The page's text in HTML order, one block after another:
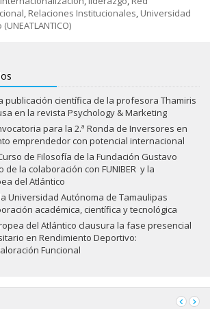
, Relaciones Institucionales, Universidad
publicación científica de la profesora Thamiris
en la revista Psychology & Marketing
para la 2.ª Ronda de Inversores en
emprendedor con potencial internacional
de Filosofía de la Fundación Gustavo
la colaboración con FUNIBER y la
del Atlántico
la Universidad Autónoma de Tamaulipas
académica, científica y tecnológica
del Atlántico clausura la fase presencial
en Rendimiento Deportivo:
Funcional